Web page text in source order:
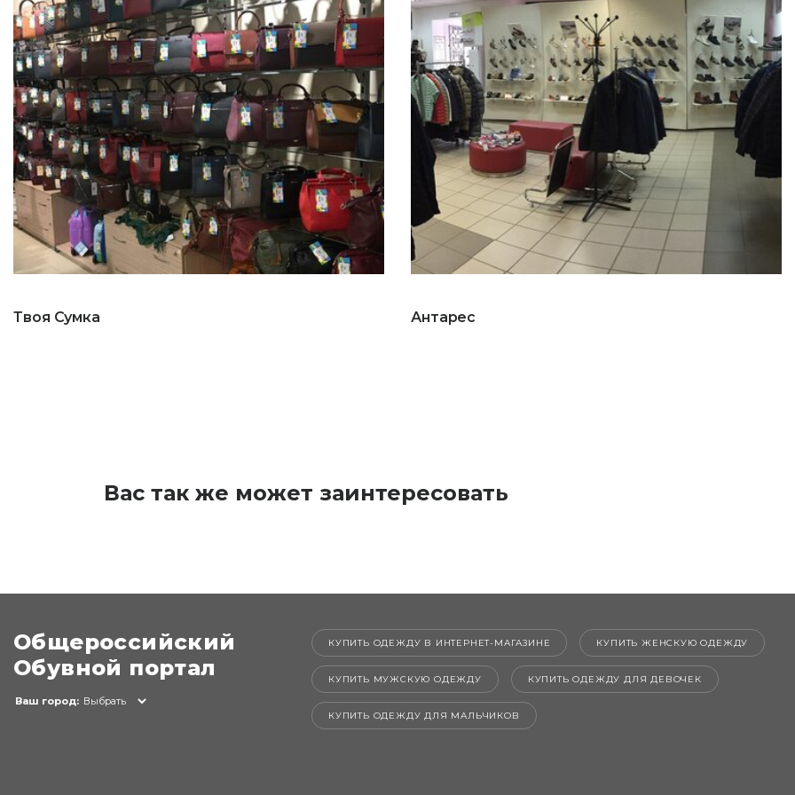
Твоя Сумка Антарес
Вас так же может заинтересовать
Общероссийский
Обувной портал
Ваш город: Выбрать
КУПИТЬ ОДЕЖДУ В ИНТЕРНЕТ-МАГАЗИНЕ КУПИТЬ ЖЕНСКУЮ ОДЕЖДУ
КУПИТЬ МУЖСКУЮ ОДЕЖДУ КУПИТЬ ОДЕЖДУ ДЛЯ ДЕВОЧЕК
КУПИТЬ ОДЕЖДУ ДЛЯ МАЛЬЧИКОВ